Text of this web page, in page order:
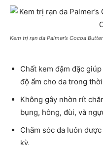
Kem trị rạn da Palmer’s Cocoa
Chất kem đậm đặc
độ ẩm cho da trong
Không gây nhờn rít
bụng, hông, đùi, và
Chăm sóc da luôn
kỳ.